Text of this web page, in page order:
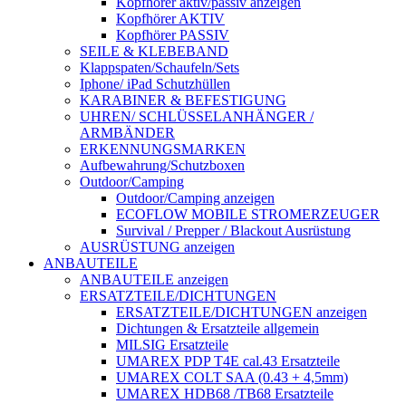
Kopfhörer AKTIV
Kopfhörer PASSIV
SEILE & KLEBEBAND
Klappspaten/Schaufeln/Sets
Iphone/ iPad Schutzhüllen
KARABINER & BEFESTIGUNG
UHREN/ SCHLÜSSELANHÄNGER /
ARMBÄNDER
ERKENNUNGSMARKEN
Aufbewahrung/Schutzboxen
Outdoor/Camping
Outdoor/Camping anzeigen
ECOFLOW MOBILE STROMERZEUGER
Survival / Prepper / Blackout Ausrüstung
AUSRÜSTUNG anzeigen
ANBAUTEILE
ANBAUTEILE anzeigen
ERSATZTEILE/DICHTUNGEN
ERSATZTEILE/DICHTUNGEN anzeigen
Dichtungen & Ersatzteile allgemein
MILSIG Ersatzteile
UMAREX PDP T4E cal.43 Ersatzteile
UMAREX COLT SAA (0.43 + 4,5mm)
UMAREX HDB68 /TB68 Ersatzteile